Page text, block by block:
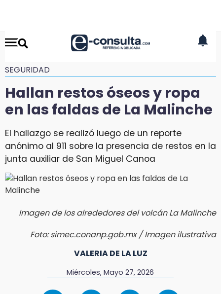
SEGURIDAD
Hallan restos óseos y ropa
en las faldas de La Malinche
El hallazgo se realizó luego de un reporte
anónimo al 911 sobre la presencia de restos en la
junta auxiliar de San Miguel Canoa
Imagen de los alrededores del volcán La Malinche
Foto: simec.conanp.gob.mx / Imagen ilustrativa
VALERIA DE LA LUZ
Miércoles, Mayo 27, 2026